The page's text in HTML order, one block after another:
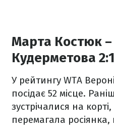
Марта Костюк –
Кудерметова
У рейтингу WTA
посідає 52 місце.
зустрічалися на
перемагала